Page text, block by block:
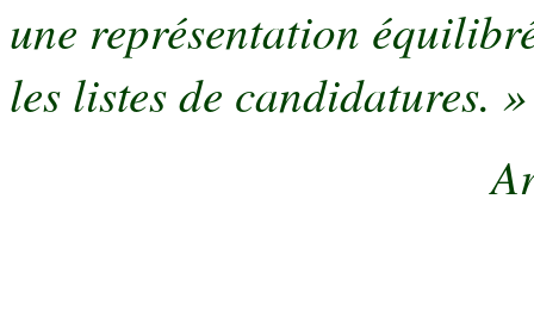
une représentation
les listes de candidatures. »